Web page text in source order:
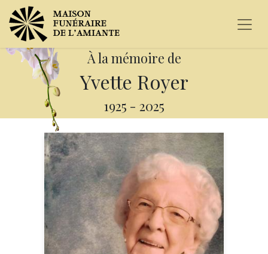
À la mémoire de
Yvette Royer
1925 - 2025